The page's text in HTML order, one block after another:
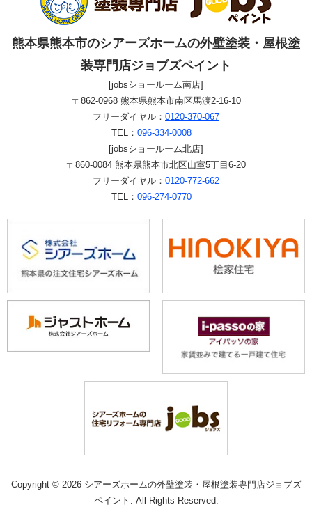
熊本県熊本市のシアーズホームの外壁塗装・屋根塗
装専門店ジョブズペイント
[jobsショールーム南店]
〒862-0968 熊本県熊本市南区馬渡2-16-10
フリーダイヤル： 0120-370-067
TEL： 096-334-0008
[jobsショールーム北店]
〒860-0084 熊本県熊本市北区山室5丁目6-20
フリーダイヤル： 0120-772-662
TEL： 096-274-0770
Copyright © 2026 シアーズホームの外壁塗装・屋根塗装専門店ジョブズ
ペイント. All Rights Reserved.